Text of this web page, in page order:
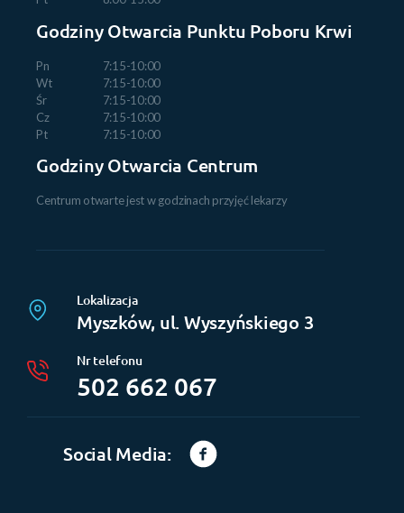
Godziny Otwarcia Punktu Poboru Krwi
Pn
Wt
Śr
Cz
Pt
7:15-10:00
7:15-10:00
7:15-10:00
7:15-10:00
7:15-10:00
Godziny Otwarcia Centrum
Centrum otwarte jest w godzinach przyjęć lekarzy
Lokalizacja
Myszków, ul. Wyszyńskiego 3
Nr telefonu
502 662 067
Social Media: